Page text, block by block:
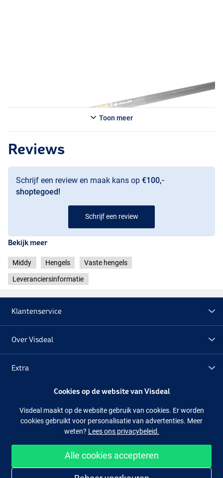
Toon meer
Reviews
Schrijf een review en maak kans op €100,-
shoptegoed!
Schrijf een review
Bekijk meer
Middy Hengels Vaste hengels
Leveranciersinformatie
Klantenservice
Over Visdeal
Extra
Facebook Instagram
Makkelijk en veilig shoppen
Cookies op de website van Visdeal
Visdeal maakt op de website gebruik van cookies. Er worden
cookies gebruikt voor personalisatie van advertenties. Meer
weten? Lees ons privacybeleid.
Alle cookies accepteren